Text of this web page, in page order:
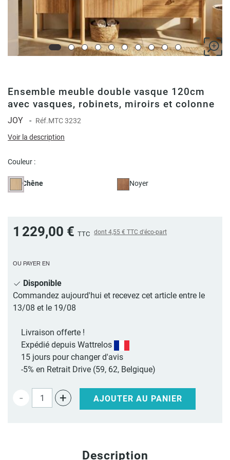
Ensemble meuble double vasque 120cm
avec vasques, robinets, miroirs et colonne
JOY - Réf.MTC 3232
Voir la description
Couleur :
Chêne Noyer
1 229,00 € TTC dont 4,55 € TTC d'éco-part
OU PAYER EN
Disponible
Commandez aujourd'hui et recevez cet article entre le
13/08 et le 19/08
Livraison offerte !
Expédié depuis Wattrelos
15 jours pour changer d'avis
-5% en Retrait Drive (59, 62, Belgique)
- + AJOUTER AU PANIER
Description